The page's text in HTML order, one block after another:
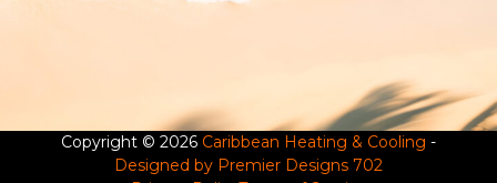
Copyright © 2026 Caribbean Heating & Cooling -
Designed by Premier Designs 702